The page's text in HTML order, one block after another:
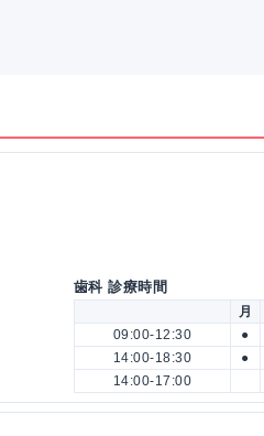
歯科 診療時間
月
09:00-12:30
●
14:00-18:30
●
14:00-17:00